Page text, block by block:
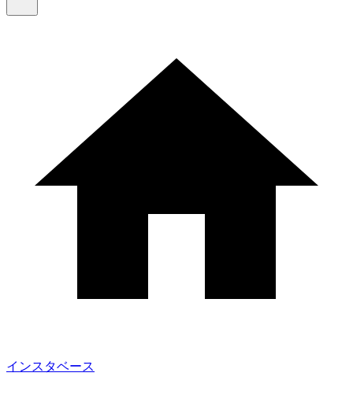
インスタベース